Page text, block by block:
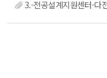
3.-전공설계지원센터-다